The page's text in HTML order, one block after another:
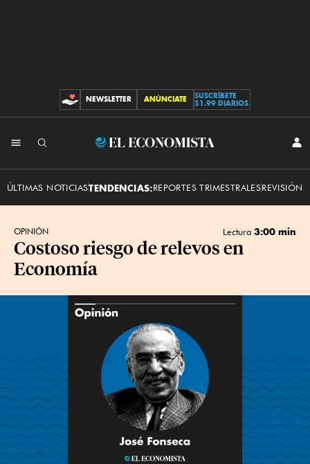
CONTRIBUCIONES
NEWSLETTER ANÚNCIATE
SUSCRÍBETE
$1.99 DIARIOS
El
ÚLTIMAS NOTICIASTENDENCIAS:REPORTES TRIMESTRALESREVISIÓN
OPINIÓN Lectura 3:00 min
Costoso riesgo de relevos en
Economía